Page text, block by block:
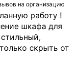
на организацию
работу !
шкафа для
скрыть от